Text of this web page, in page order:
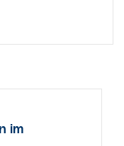
im